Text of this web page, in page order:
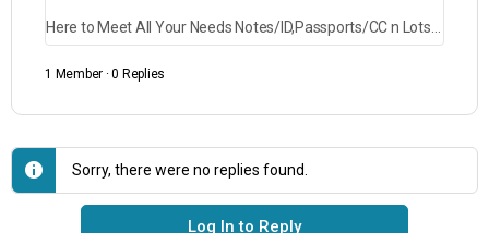
1 Member · 0 Replies
Sorry, there were no replies found.
Log In to Reply